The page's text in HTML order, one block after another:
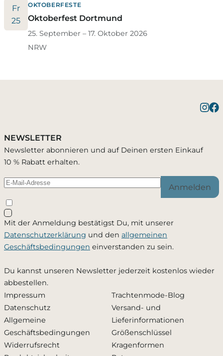
Fr
25
OKTOBERFESTE
Oktoberfest Dortmund
25. September – 17. Oktober 2026
NRW
NEWSLETTER
Newsletter abonnieren und auf Deinen ersten Einkauf
10 % Rabatt erhalten.
Anmelden
Mit der Anmeldung bestätigst Du, mit unserer
Datenschutzerklärung und den allgemeinen
Geschäftsbedingungen einverstanden zu sein.
Du kannst unseren Newsletter jederzeit kostenlos wieder
abbestellen.
Impressum
Datenschutz
Allgemeine
Geschäftsbedingungen
Widerrufsrecht
Trachtenmode-Blog
Versand- und
Lieferinformationen
Größenschlüssel
Kragenformen